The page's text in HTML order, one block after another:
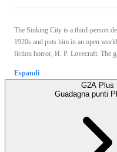
The Sinking City is a third-person
1920s and puts him in an open
fiction horror, H. P. Lovecraft. The
Espandi
G2A Plus
Guadagna punti